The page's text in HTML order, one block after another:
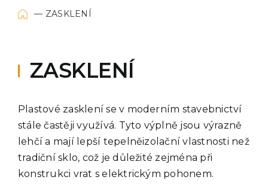
Plastové desky
O nás
Projekty
ZASKLENÍ
ZASKLENÍ
Plastové zasklení se v moderním stavebnictví
stále častěji využívá. Tyto výplně jsou výrazně
lehčí a mají lepší tepelněizolační vlastnosti než
tradiční sklo, což je důležité zejména při
konstrukci vrat s elektrickým pohonem.